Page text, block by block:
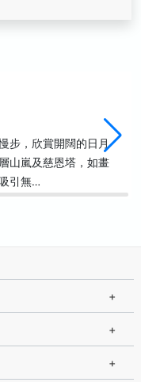
步，欣賞開闊的日月
山嵐及慈恩塔，如畫
引無…